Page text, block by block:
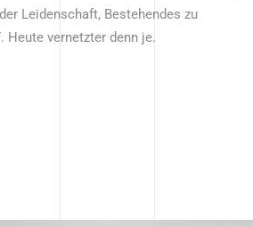
Leidenschaft, Bestehendes zu
Heute vernetzter denn je.